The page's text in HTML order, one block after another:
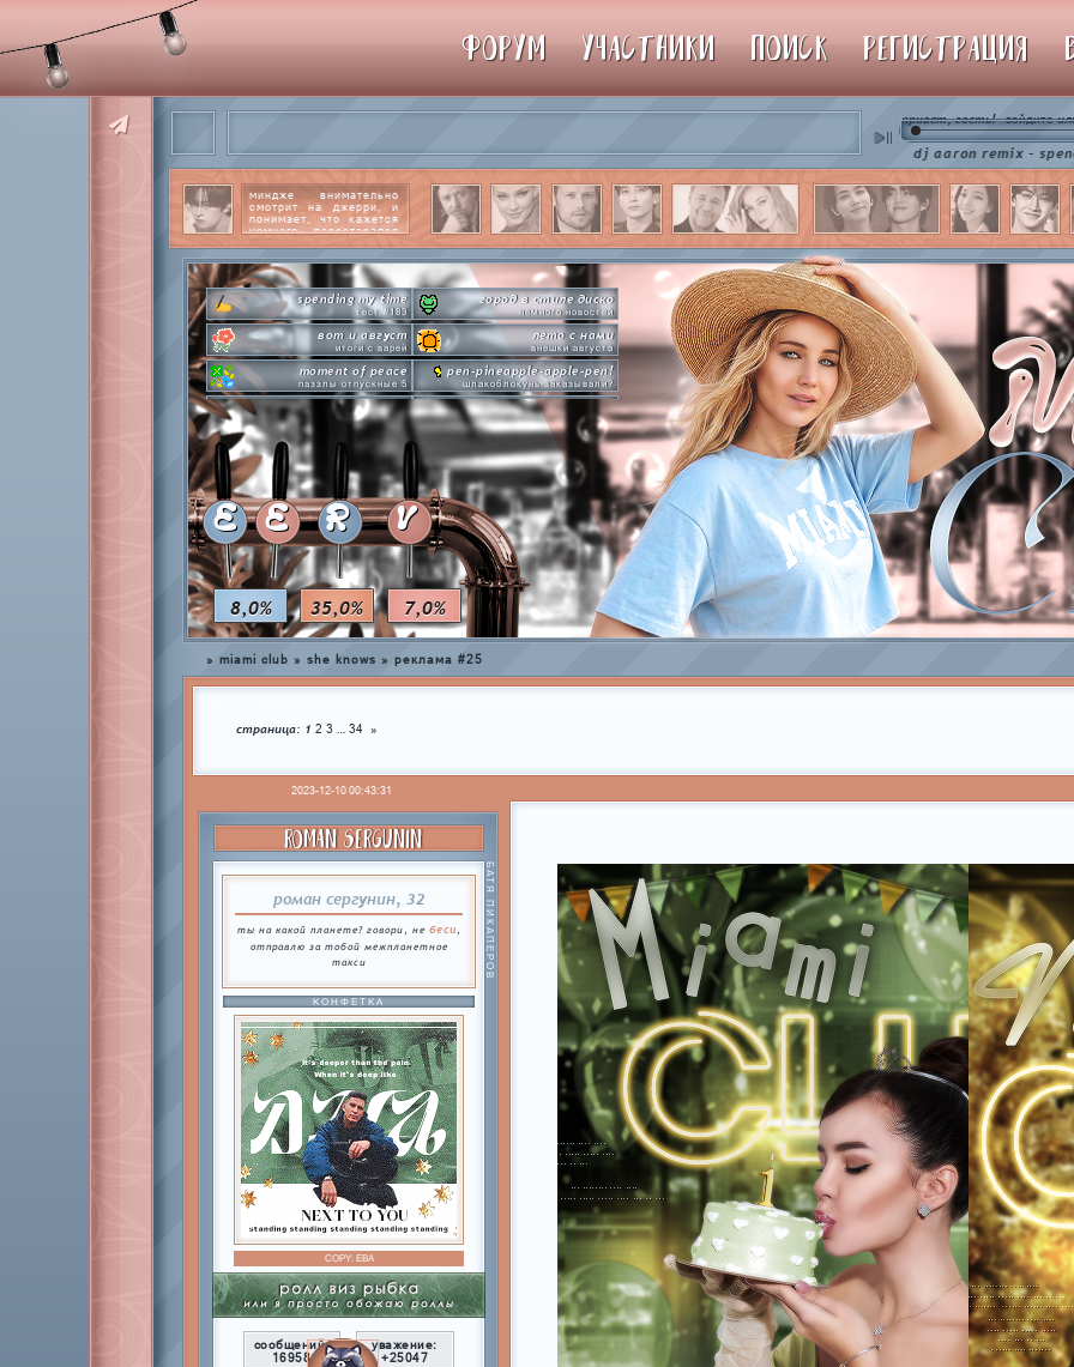
8,0% 35,0% 7,0%
♫ dj aaron remix - spencer hill
миндже внимательно
смотрит на джерри, и
понимает, что кажется
немного перестарался
далее
spending my time
тест #183
город в стиле диско
немного новостей
вот и август
итоги с варей
лето с нами
внешки августа
moment of peace
паззлы отпускные 5
pen-pineapple-apple-pen!
шлакоблокунь заказывали?
hot n cold
охлаждаемся в клабграмме
сделай это прямо сейчас
лупим пиньяту!
everyone's a star
покупаем звезды
time goes by so slowly
анаграммы на базе
private emotion
с днем эмоций #4
hot in herre
летняя стикер-пати туть
E E R V
ФОРУМ УЧАСТНИКИ ПОИСК РЕГИСТРАЦИЯ
привет, гость! войдите
» miami club » she knows » реклама #25
страница: 1 2 3 … 34 »
2023-12-10 00:43:31
ROMAN SERGUNIN
роман сергунин, 32
ты на какой планете? говори, не беси
отправлю за тобой межпланетное
такси
БАТЯ ПИКАПЕРОВ
КОНФЕТКА
COPY:ЕВА
сообщений:
16958
уважение:
+25047